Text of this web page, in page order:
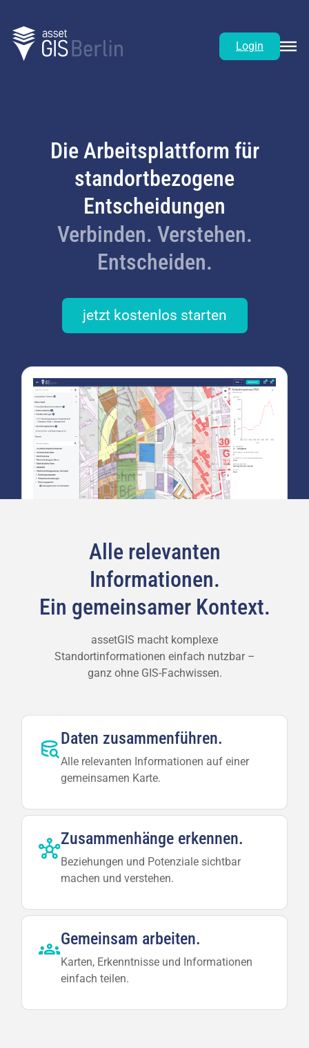
Login
Die Arbeitsplattform für
standortbezogene
Entscheidungen
Verbinden. Verstehen.
Entscheiden.
jetzt kostenlos starten
Alle relevanten
Informationen.
Ein gemeinsamer Kontext.
assetGIS macht komplexe
Standortinformationen einfach nutzbar –
ganz ohne GIS-Fachwissen.
Daten zusammenführen.
Alle relevanten Informationen auf einer
gemeinsamen Karte.
Zusammenhänge erkennen.
Beziehungen und Potenziale sichtbar
machen und verstehen.
Gemeinsam arbeiten.
Karten, Erkenntnisse und Informationen
einfach teilen.